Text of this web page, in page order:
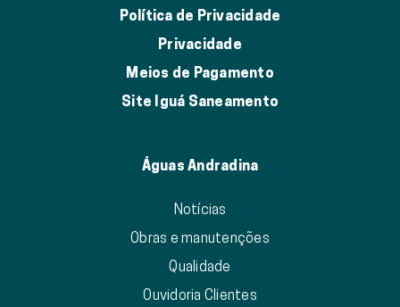
Política de Privacidade
Privacidade
Meios de Pagamento
Site Iguá Saneamento
Águas Andradina
Notícias
Obras e manutenções
Qualidade
Ouvidoria Clientes